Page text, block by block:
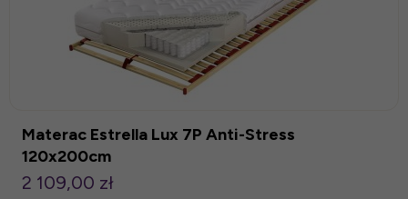
Materac Estrella Lux 7P Anti-Stress
120x200cm
2 109,00 zł